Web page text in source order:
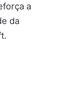
a
da